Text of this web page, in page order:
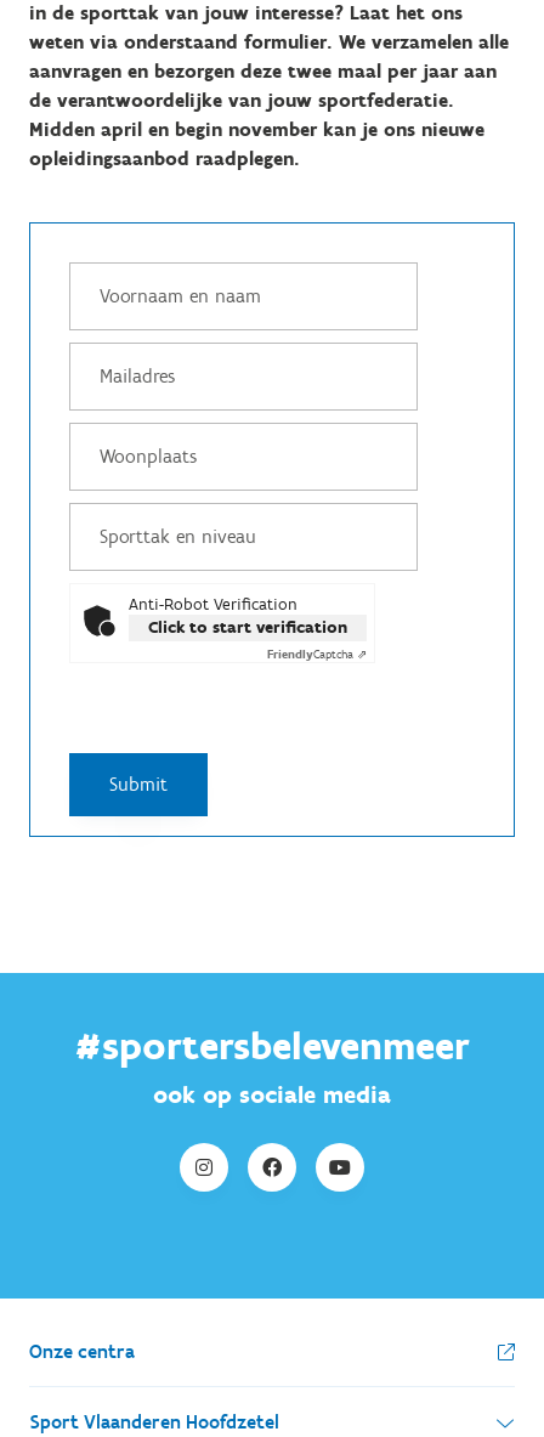
in de sporttak van jouw interesse? Laat het ons
weten via onderstaand formulier. We verzamelen alle
aanvragen en bezorgen deze twee maal per jaar aan
de verantwoordelijke van jouw sportfederatie.
Midden april en begin november kan je ons nieuwe
opleidingsaanbod raadplegen.
Anti-Robot Verification
Click to start verification
FriendlyCaptcha ⇗
#sportersbelevenmeer
ook op sociale media
Onze centra
Sport Vlaanderen Hoofdzetel